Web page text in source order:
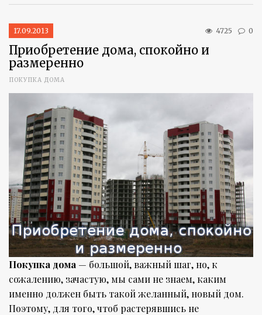
17.09.2013 4725 0
Приобретение дома, спокойно и
размеренно
ПОКУПКА ДОМА
Покупка дома — большой, важный шаг, но, к
сожалению, зачастую, мы сами не знаем, каким
именно должен быть такой желанный, новый дом.
Поэтому, для того, чтоб растерявшись не